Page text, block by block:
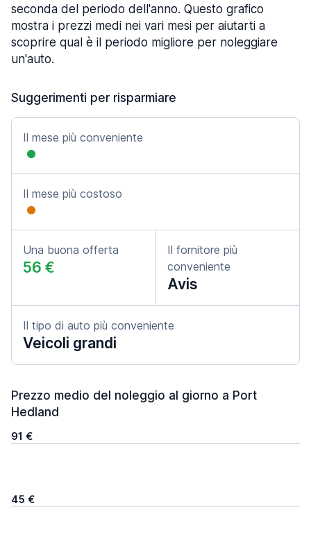
seconda del periodo dell'anno. Questo grafico
mostra i prezzi medi nei vari mesi per aiutarti a
scoprire qual è il periodo migliore per noleggiare
un'auto.
Suggerimenti per risparmiare
Il mese più conveniente
Il mese più costoso
Una buona offerta
56 €
Il fornitore più
conveniente
Avis
Il tipo di auto più conveniente
Veicoli grandi
Prezzo medio del noleggio al giorno a Port
Hedland
91 €
45 €